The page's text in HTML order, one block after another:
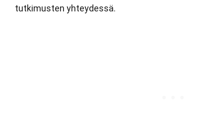
tutkimusten yhteydessä.